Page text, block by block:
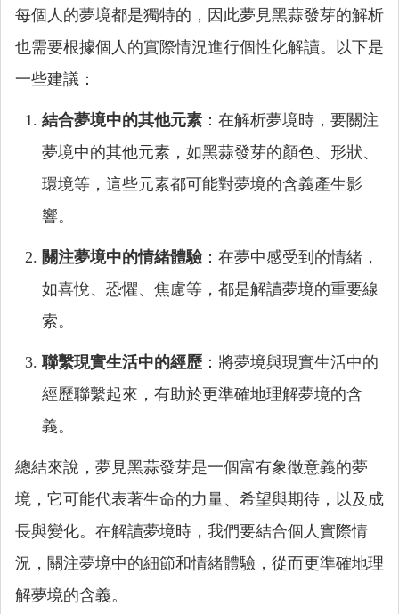
每個人的夢境都是獨特的，因此夢見黑蒜發芽的解析
也需要根據個人的實際情況進行個性化解讀。以下是
一些建議：
結合夢境中的其他元素 ：在解析夢境時，要關注
夢境中的其他元素，如黑蒜發芽的顏色、形狀、
環境等，這些元素都可能對夢境的含義產生影
響。
關注夢境中的情緒體驗：在夢中感受到的情緒，
如喜悅、恐懼、焦慮等，都是解讀夢境的重要線
索。
聯繫現實生活中的經歷 ：將夢境與現實生活中的
經歷聯繫起來，有助於更準確地理解夢境的含
義。
總結來說，夢見黑蒜發芽是一個富有象徵意義的夢
境，它可能代表著生命的力量、希望與期待，以及成
長與變化。在解讀夢境時，我們要結合個人實際情
況，關注夢境中的細節和情緒體驗，從而更準確地理
解夢境的含義。